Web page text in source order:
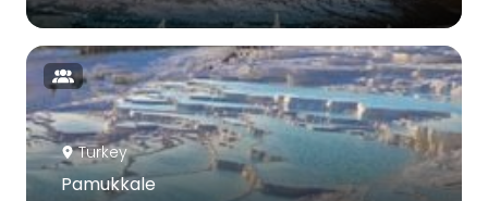
Turkey
Pamukkale